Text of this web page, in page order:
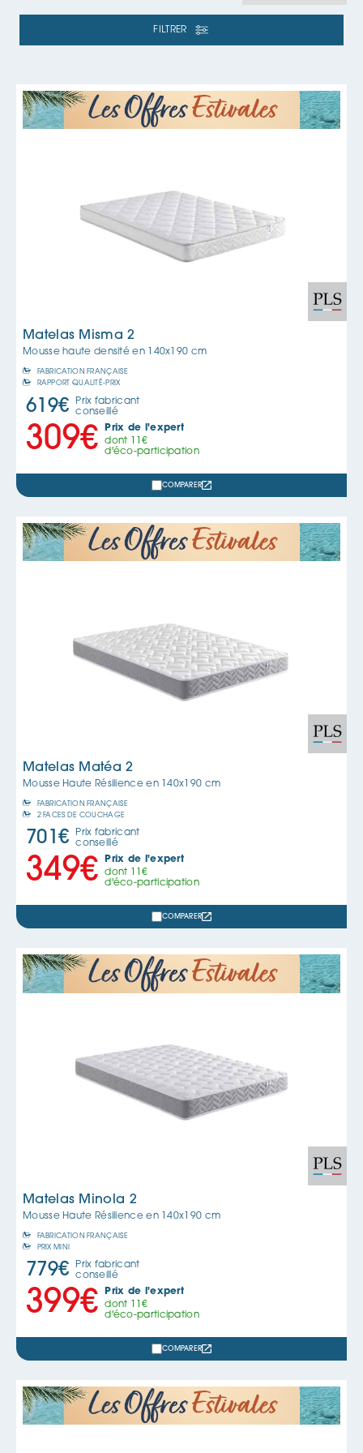
savoir-faire industriel rigoureux garantissant d'excellentes
anatomiques, à vos exigences de confort et à votre
enveloppe budgétaire.
maintien impeccable du dos, un accueil plus moelleux,
sommierrobuste ou un ensemble de literieclé en
main, nos spécialistes vous aident à configurer la
solution PLS qui révolutionnera vos nuits à un tarif très
FILTRER
Matelas Misma 2
Mousse haute densité en 140x190 cm
FABRICATION FRANÇAISE
RAPPORT QUALITÉ-PRIX
619€
Prix fabricant
conseillé
309€
Prix de l'expert
dont
11€
d'éco-participation
COMPARER
Matelas Matéa 2
Mousse Haute Résilience en 140x190 cm
FABRICATION FRANÇAISE
2 FACES DE COUCHAGE
701€
Prix fabricant
conseillé
349€
Prix de l'expert
dont 11€
d'éco-participation
COMPARER
Matelas Minola 2
Mousse Haute Résilience en 140x190 cm
FABRICATION FRANÇAISE
PRIX MINI
779€
Prix fabricant
conseillé
399€
Prix de l'expert
dont
11€
d'éco-participation
COMPARER